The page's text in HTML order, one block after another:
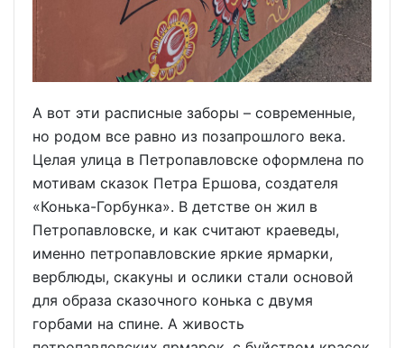
А вот эти расписные заборы – современные,
но родом все равно из позапрошлого века.
Целая улица в Петропавловске оформлена по
мотивам сказок Петра Ершова, создателя
«Конька-Горбунка». В детстве он жил в
Петропавловске, и как считают краеведы,
именно петропавловские яркие ярмарки,
верблюды, скакуны и ослики стали основой
для образа сказочного конька с двумя
горбами на спине. А живость